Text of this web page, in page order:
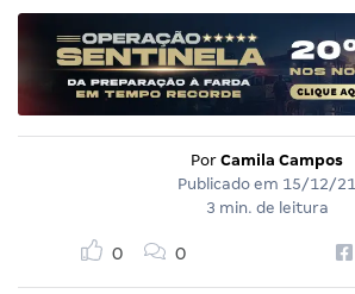
Por Camila Campos
Publicado em 15/12/21
3 min. de leitura
0 0